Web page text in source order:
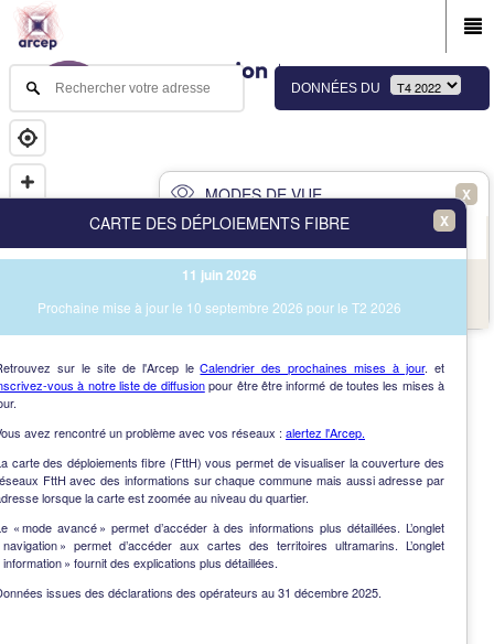
DONNÉES DU
MODES DE VUE X
Vue des immeubles et des communes
X
CARTE DES DÉPLOIEMENTS FIBRE
11 juin 2026
Prochaine mise à jour le 10 septembre 2026 pour le T2 2026
sur le site de l'Arcep leCalendrier des prochaines mises à jour. et
vous à notre liste de diffusionpour être être informé de toutes les mises à
avez rencontré un problème avec vos réseaux : alertez l'Arcep.
carte des déploiements fibre (FttH) vous permet de visualiser la couverture des
FttH avec des informations sur chaque commune mais aussi adresse par
lorsque la carte est zoomée au niveau du quartier.
« mode avancé » permet d’accéder à des informations plus détaillées. L’onglet
navigation » permet d’accéder aux cartes des territoires ultramarins. L’onglet
information » fournit des explications plus détaillées.
issues des déclarations des opérateurs au 31 décembre 2025.
NAV